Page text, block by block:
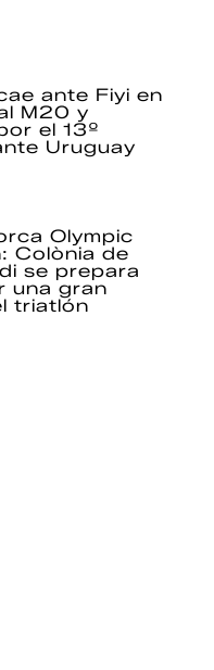
ante Fiyi en
M20 y
el 13º
Uruguay
Olympic
Colònia de
se prepara
una gran
triatlón